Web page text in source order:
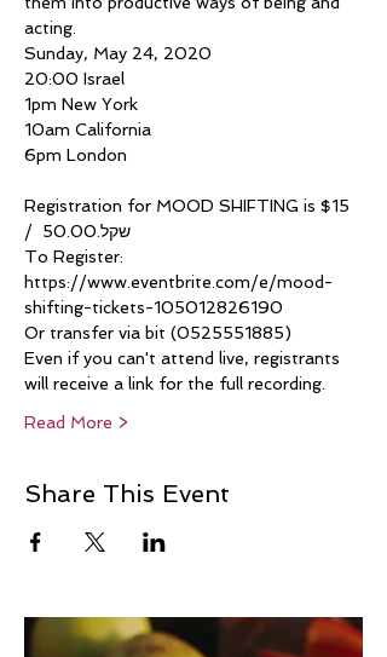
acting.
Sunday, May 24, 2020
20:00 Israel
1pm New York
10am California
Registration for MOOD SHIFTING is $15
To Register:
https://www.eventbrite.com/e/mood-
shifting-tickets-105012826190
Or transfer via bit (0525551885)
Even if you can't attend live, registrants
will receive a link for the full recording.
Read More >
Share This Event